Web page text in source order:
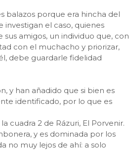
balazos porque era hincha del
investigan el caso, quienes
amigos, un individuo que, con
con el muchacho y priorizar,
debe guardarle fidelidad
y han añadido que si bien es
identificado, por lo que es
cuadra 2 de Rázuri, El Porvenir.
y es dominada por los
no muy lejos de ahí: a solo